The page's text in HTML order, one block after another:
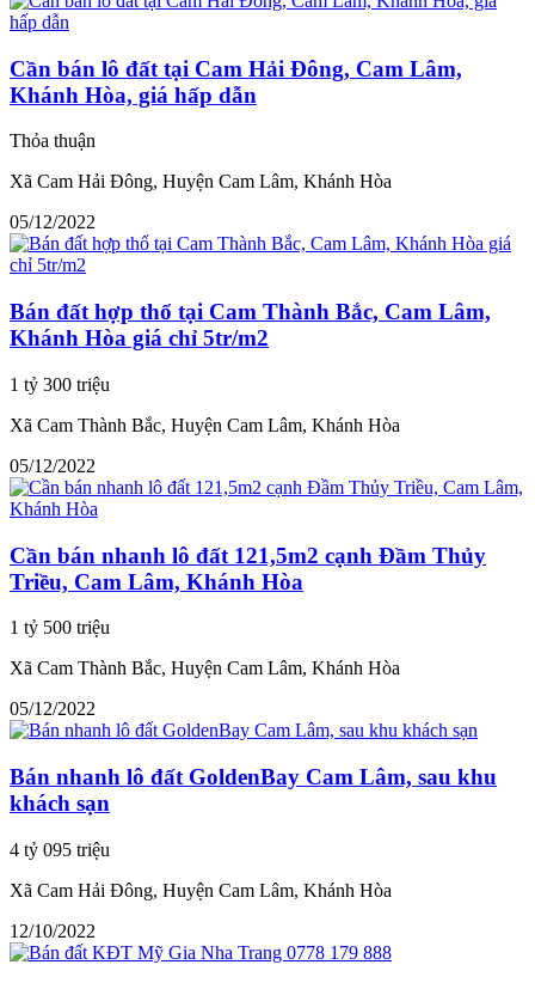
Cần bán lô đất tại Cam Hải Đông, Cam Lâm,
Khánh Hòa, giá hấp dẫn
Thỏa thuận
Xã Cam Hải Đông, Huyện Cam Lâm, Khánh Hòa
05/12/2022
Bán đất hợp thổ tại Cam Thành Bắc, Cam Lâm,
Khánh Hòa giá chỉ 5tr/m2
1 tỷ 300 triệu
Xã Cam Thành Bắc, Huyện Cam Lâm, Khánh Hòa
05/12/2022
Cần bán nhanh lô đất 121,5m2 cạnh Đầm Thủy
Triều, Cam Lâm, Khánh Hòa
1 tỷ 500 triệu
Xã Cam Thành Bắc, Huyện Cam Lâm, Khánh Hòa
05/12/2022
Bán nhanh lô đất GoldenBay Cam Lâm, sau khu
khách sạn
4 tỷ 095 triệu
Xã Cam Hải Đông, Huyện Cam Lâm, Khánh Hòa
12/10/2022